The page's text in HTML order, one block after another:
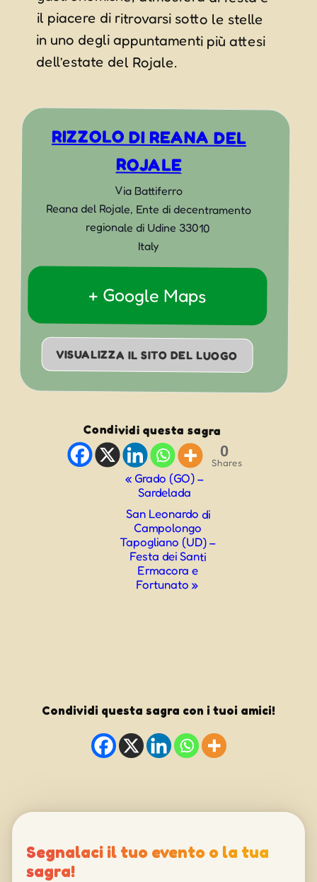
dell’estate del Rojale.
RIZZOLO DI REANA DEL
ROJALE
Via Battiferro
Reana del Rojale, Ente di decentramento
regionale di Udine 33010
Italy
+ Google Maps
VISUALIZZA IL SITO DEL LUOGO
Condividi questa sagra
0
Shares
« Grado (GO) –
Sardelada
San Leonardo di
Campolongo
Tapogliano (UD) –
Festa dei Santi
Ermacora e
Fortunato»
Condividi questa sagra con i tuoi amici!
Segnalaci il tuo evento o la tua
sagra!